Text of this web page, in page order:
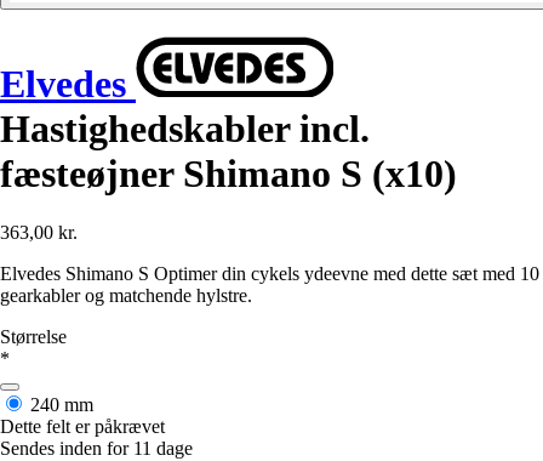
Elvedes
Hastighedskabler incl.
fæsteøjner Shimano S (x10)
363,00 kr.
Elvedes Shimano S Optimer din cykels ydeevne med dette sæt med 10
gearkabler og matchende hylstre.
Størrelse
*
240 mm
Dette felt er påkrævet
Sendes inden for 11 dage